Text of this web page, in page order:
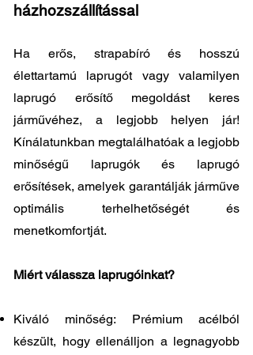
házhozszállítással
Ha erős, strapabíró és hosszú
élettartamú laprugót vagy valamilyen
laprugó erősítő megoldást keres
járművéhez, a legjobb helyen jár!
Kínálatunkban megtalálhatóak a legjobb
minőségű laprugók és laprugó
erősítések, amelyek garantálják járműve
optimális terhelhetőségét és
menetkomfortját.
Miért válassza laprugóinkat?
Kiváló minőség: Prémium acélból
készült, hogy ellenálljon a legnagyobb